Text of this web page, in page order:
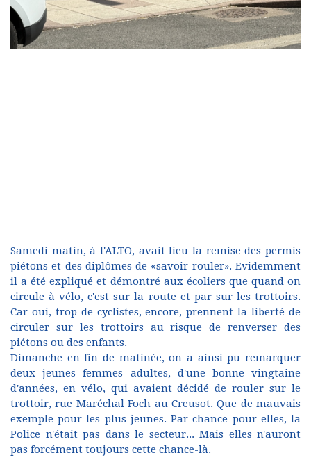
Samedi matin, à l'ALTO, avait lieu la remise des permis
piétons et des diplômes de «savoir rouler». Evidemment
il a été expliqué et démontré aux écoliers que quand on
circule à vélo, c'est sur la route et par sur les trottoirs.
Car oui, trop de cyclistes, encore, prennent la liberté de
circuler sur les trottoirs au risque de renverser des
piétons ou des enfants.
Dimanche en fin de matinée, on a ainsi pu remarquer
deux jeunes femmes adultes, d'une bonne vingtaine
d'années, en vélo, qui avaient décidé de rouler sur le
trottoir, rue Maréchal Foch au Creusot. Que de mauvais
exemple pour les plus jeunes. Par chance pour elles, la
Police n'était pas dans le secteur... Mais elles n'auront
pas forcément toujours cette chance-là.